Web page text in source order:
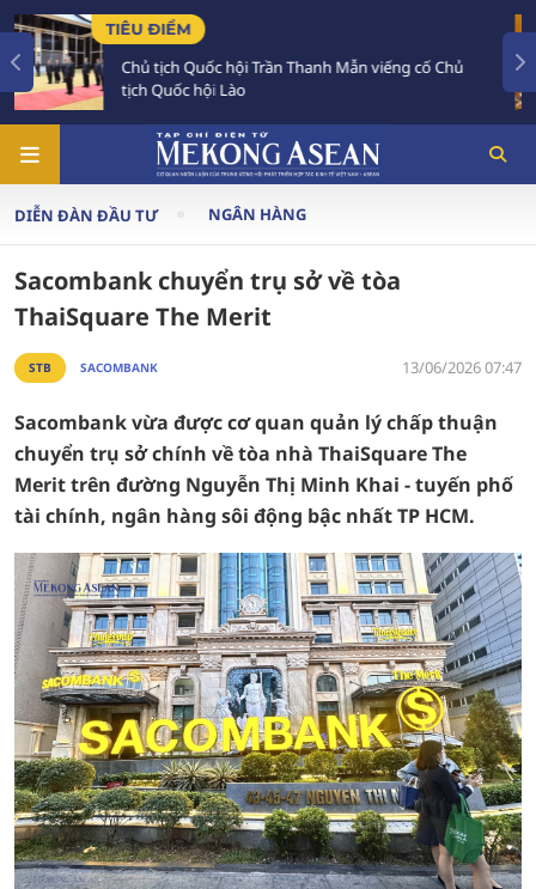
Thanh Mẫn viếng cố Chủ
Chủ tịch Quốc hội Lào
đậm đối với Việt Nam
DIỄN ĐÀN ĐẦU TƯ NGÂN HÀNG
Sacombank chuyển trụ sở về tòa
ThaiSquare The Merit
STB SACOMBANK 13/06/2026 07:47
Sacombank vừa được cơ quan quản lý chấp thuận
chuyển trụ sở chính về tòa nhà ThaiSquare The
Merit trên đường Nguyễn Thị Minh Khai - tuyến phố
tài chính, ngân hàng sôi động bậc nhất TP HCM.